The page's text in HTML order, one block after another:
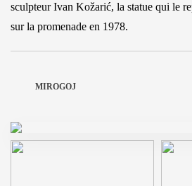
sculpteur Ivan Kožarić, la statue qui le
sur la promenade en 1978.
MIROGOJ